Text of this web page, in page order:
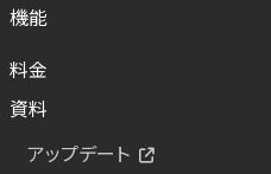
機能
料金
資料
アップデート